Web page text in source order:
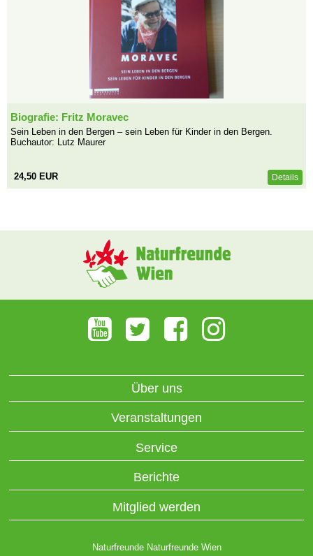
Biografie: Fritz Moravec
Sein Leben in den Bergen – sein Leben für Kinder in den Bergen.
Buchautor: Lutz Maurer
24,50 EUR Details
Über uns
Veranstaltungen
Service
Berichte
Mitglied werden
Naturfreunde Naturfreunde Wien